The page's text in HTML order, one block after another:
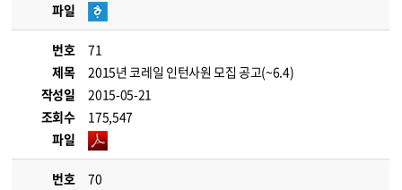
파일
번호
71
제목
2015년 코레일 인턴사원 모집 공고(~6.4)
작성일
2015-05-21
조회수
175,547
파일
번호
70